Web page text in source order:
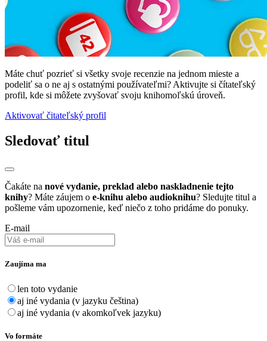
Máte chuť pozrieť si všetky svoje recenzie na jednom mieste a
podeliť sa o ne aj s ostatnými používateľmi? Aktivujte si čítateľský
profil, kde si môžete zvyšovať svoju knihomoľskú úroveň.
Aktivovať čitateľský profil
Sledovať titul
Čakáte na nové vydanie, preklad alebo naskladnenie tejto
knihy? Máte záujem o e-knihu alebo audioknihu? Sledujte titul a
pošleme vám upozornenie, keď niečo z toho pridáme do ponuky.
E-mail
Zaujíma ma
len toto vydanie
aj iné vydania (v jazyku čeština)
aj iné vydania (v akomkoľvek jazyku)
Vo formáte